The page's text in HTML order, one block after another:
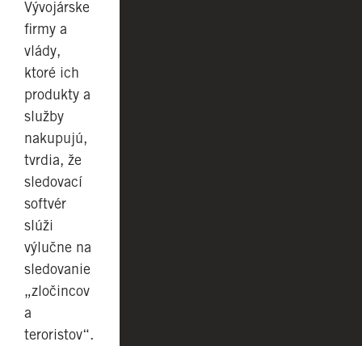
Vývojárske
firmy a
vlády,
ktoré ich
produkty a
služby
nakupujú,
tvrdia, že
sledovací
softvér
slúži
výlučne na
sledovanie
„zločincov
a
teroristov“.